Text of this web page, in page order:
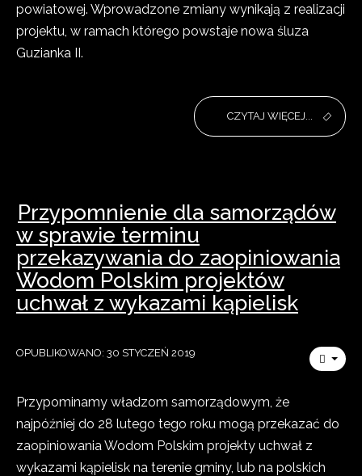
powiatowej. Wprowadzone zmiany wynikają z realizacji
projektu, w ramach którego powstaje nowa śluza
Guzianka II.
CZYTAJ WIĘCEJ...
Przypomnienie dla samorządów
w sprawie terminu
przekazywania do zaopiniowania
Wodom Polskim projektów
uchwał z wykazami kąpielisk
OPUBLIKOWANO: 30 STYCZEŃ 2019
Przypominamy władzom samorządowym, że
najpóźniej do 28 lutego tego roku mogą przekazać do
zaopiniowania Wodom Polskim projekty uchwał z
wykazami kąpielisk na terenie gminy, lub na polskich